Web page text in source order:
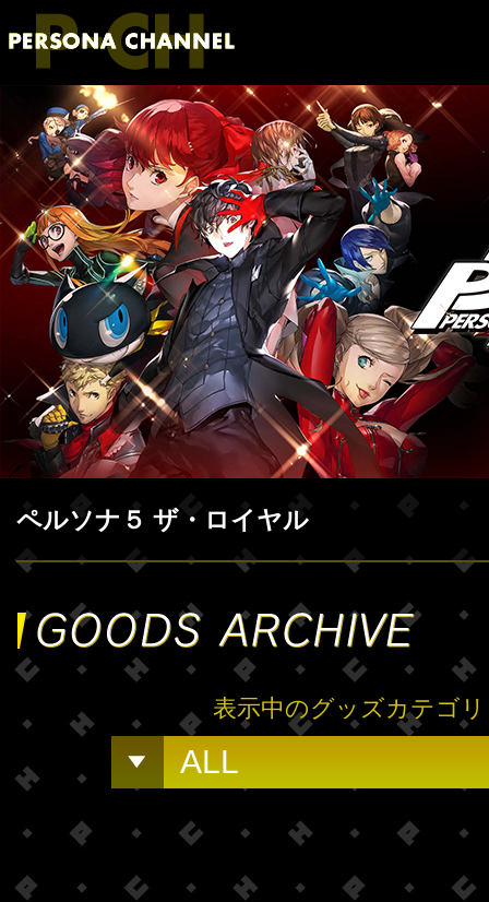
ペルソナ５ ザ・ロイヤル
表示中のグッズカテゴリ
ALL